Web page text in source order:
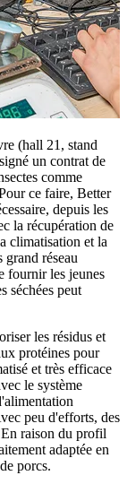
(hall 21, stand
un contrat de
comme
ce faire, Better
depuis les
la récupération de
climatisation et la
réseau
fournir les jeunes
séchées peut
les résidus et
protéines pour
et très efficace
le système
peu d'efforts, des
raison du profil
adaptée en
porcs.